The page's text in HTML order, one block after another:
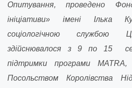
Опитування, проведено
ініціативи» імені Ілька
соціологічною службою
здійснювалося з 9 по 15
підтримки програми
Посольством Королівства